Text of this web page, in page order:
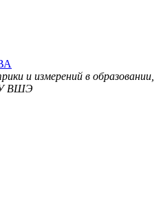
и измерений в образовании,
ВШЭ